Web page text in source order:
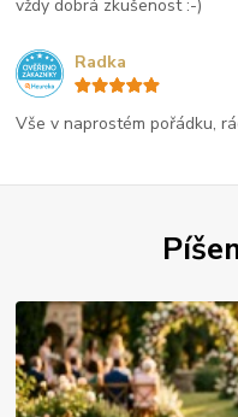
vždy dobrá zkušenost :-)
Vše v naprostém pořádku,
Radka